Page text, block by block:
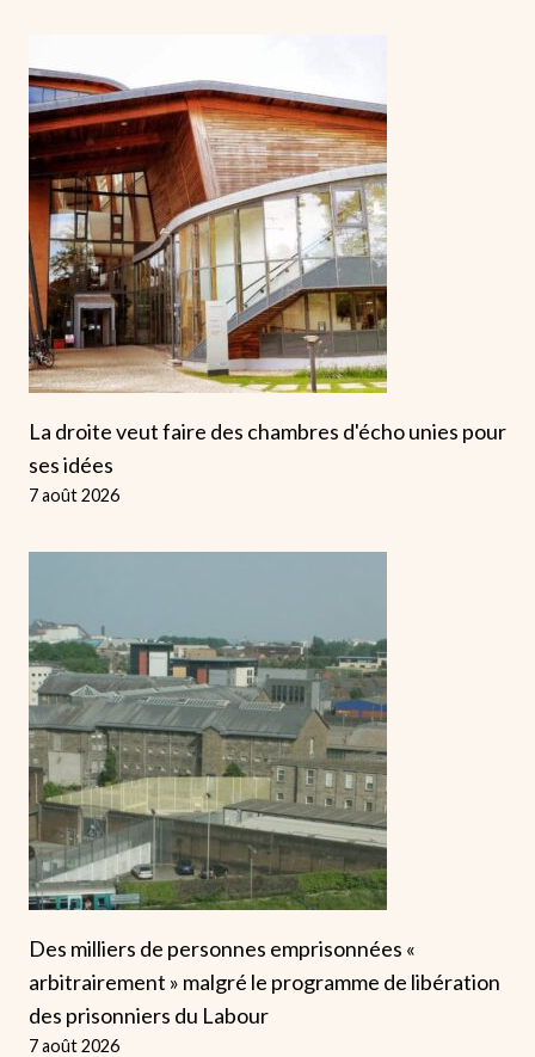
La droite veut faire des chambres d'écho unies pour
ses idées
7 août 2026
Des milliers de personnes emprisonnées «
arbitrairement » malgré le programme de libération
des prisonniers du Labour
7 août 2026